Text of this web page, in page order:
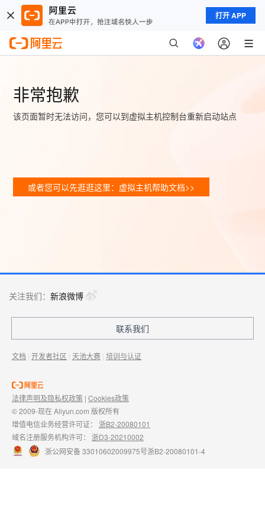
打开 APP
非常抱歉
该页面暂时无法访问，您可以到虚拟主机控制台重新启动站点
或者您可以先逛逛这里：虚拟主机帮助文档>>